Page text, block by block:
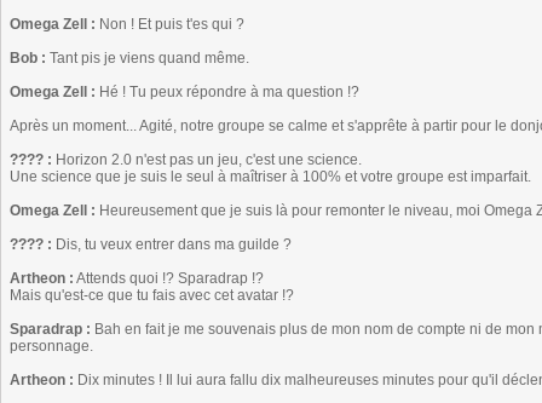
Omega Zell : Non ! Et puis t'es qui ?
Bob : Tant pis je viens quand même.
Omega Zell : Hé ! Tu peux répondre à ma question !?
Après un moment... Agité, notre groupe se calme et s'apprête à partir pour le
???? : Horizon 2.0 n'est pas un jeu, c'est une science.
Une science que je suis le seul à maîtriser à 100% et votre groupe est imparfait.
Omega Zell : Heureusement que je suis là pour remonter le niveau, moi
???? : Dis, tu veux entrer dans ma guilde ?
Artheon : Attends quoi !? Sparadrap !?
Mais qu'est-ce que tu fais avec cet avatar !?
Sparadrap : Bah en fait je me souvenais plus de mon nom de compte ni de
personnage.
Artheon : Dix minutes ! Il lui aura fallu dix malheureuses minutes pour qu'il